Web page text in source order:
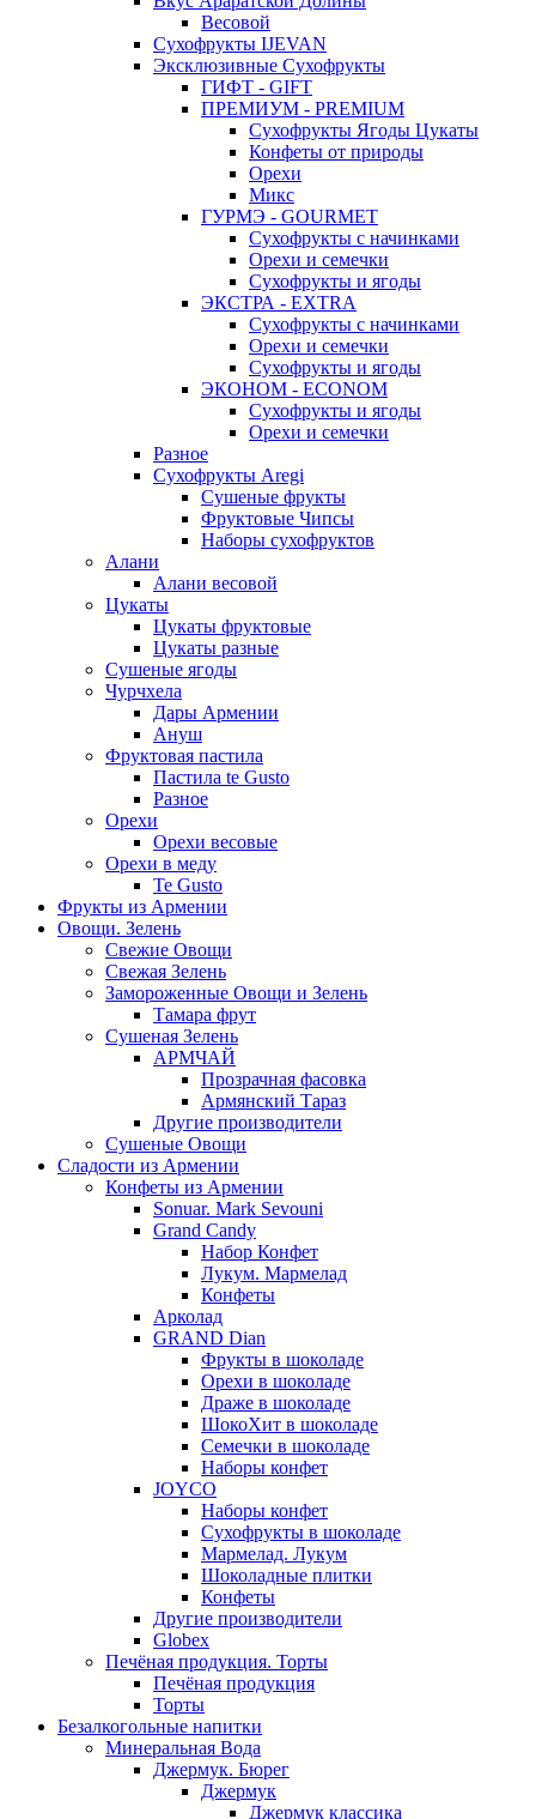
Весовой
Сухофрукты IJEVAN
Эксклюзивные Сухофрукты
ГИФТ - GIFT
ПРЕМИУМ - PREMIUM
Сухофрукты Ягоды Цукаты
Конфеты от природы
Орехи
Микс
ГУРМЭ - GOURMET
Сухофрукты с начинками
Орехи и семечки
Сухофрукты и ягоды
ЭКСТРА - EXTRA
Сухофрукты с начинками
Орехи и семечки
Сухофрукты и ягоды
ЭКОНОМ - ECONOM
Сухофрукты и ягоды
Орехи и семечки
Разное
Сухофрукты Aregi
Сушеные фрукты
Фруктовые Чипсы
Наборы сухофруктов
Алани
Алани весовой
Цукаты
Цукаты фруктовые
Цукаты разные
Сушеные ягоды
Чурчхела
Дары Армении
Ануш
Фруктовая пастила
Пастила te Gusto
Разное
Орехи
Орехи весовые
Орехи в меду
Te Gusto
Фрукты из Армении
Овощи. Зелень
Свежие Овощи
Свежая Зелень
Замороженные Овощи и Зелень
Тамара фрут
Сушеная Зелень
АРМЧАЙ
Прозрачная фасовка
Армянский Тараз
Другие производители
Сушеные Овощи
Сладости из Армении
Конфеты из Армении
Sonuar. Mark Sevouni
Grand Candy
Набор Конфет
Лукум. Мармелад
Конфеты
Арколад
GRAND Dian
Фрукты в шоколаде
Орехи в шоколаде
Драже в шоколаде
ШокоХит в шоколаде
Семечки в шоколаде
Наборы конфет
JOYCO
Наборы конфет
Сухофрукты в шоколаде
Мармелад. Лукум
Шоколадные плитки
Конфеты
Другие производители
Globex
Печёная продукция. Торты
Печёная продукция
Торты
Безалкогольные напитки
Минеральная Вода
Джермук. Бюрег
Джермук
Джермук классика